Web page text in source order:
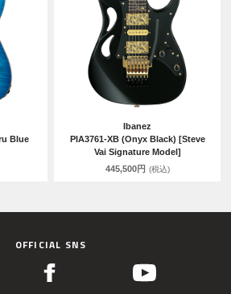
Blue
Ibanez
PIA3761-XB (Onyx Black) [Steve
Vai Signature Model]
445,500円 (税込)
OFFICIAL SNS